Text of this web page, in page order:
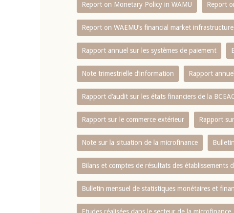
Report on Monetary Policy in WAMU Report
Report on WAEMU’s financial market
Rapport annuel sur les systèmes de paiement
Note trimestrielle d‘information Rapport
Rapport d‘audit sur les états financiers de la
Rapport sur le commerce extérieur Rapport
Note sur la situation de la microfinance
Bilans et comptes de résultats des établissements
Bulletin mensuel de statistiques monétaires et